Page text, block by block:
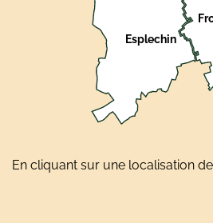
Esplechin
En cliquant sur une localisation